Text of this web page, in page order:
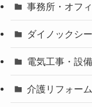
事務所・オフ
ダイノックシ
電気工事・設
介護リフォー